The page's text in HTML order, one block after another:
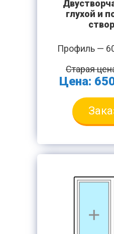
глухой и
Профиль —
Старая
Цена: